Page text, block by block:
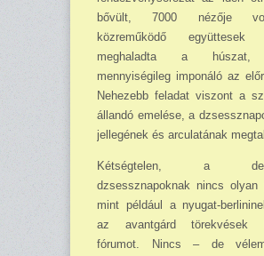
bővült, 7000 né­zője
közreműködő együttesek
meghaladta a húszat,
mennyiségileg impo­náló az
Nehezebb feladat viszont a
állandó emelése, a
jellegének és ar­culatának
Kétségtelen, a
dzsessznapoknak nincs olyan
mint például a nyu­gat-
az avantgárd törekvések
fórumot. Nincs – de